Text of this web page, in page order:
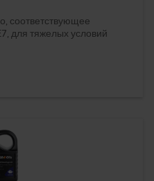
соответствующее
для тяжелых условий